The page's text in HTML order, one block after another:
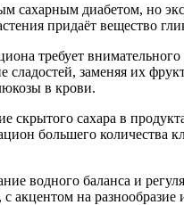
сахарным диабетом, но
придаёт вещество
требует
сладостей, заменяя их
в крови.
скрытого сахара в
большего количества
водного баланса и
акцентом на